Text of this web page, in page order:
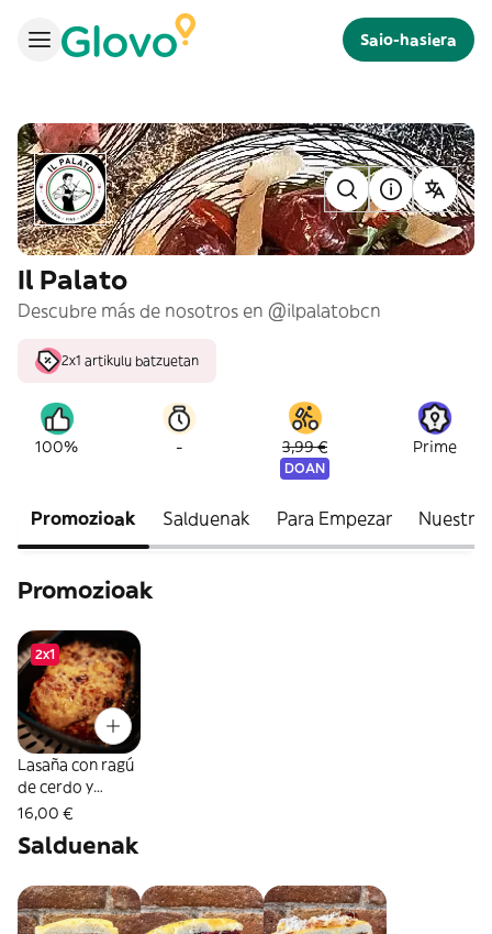
Saio-hasiera
Il Palato
Descubre más de nosotros en @ilpalatobcn
2x1 artikulu batzuetan
100% - 3,99 €
DOAN
Prime
Promozioak Salduenak Para Empezar
Promozioak
2x1
Lasaña con ragú
de cerdo y
ternera
16,00 €
Salduenak